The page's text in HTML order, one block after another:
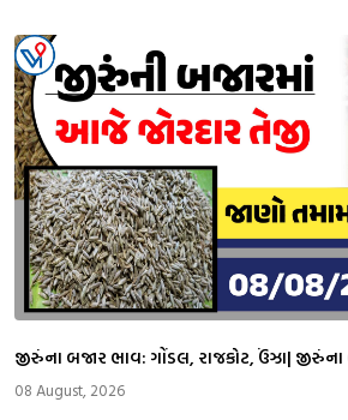
જીરુંના બજાર ભાવ: ગોંડલ, રાજકોટ, ઉંઝા|
08 August, 2026